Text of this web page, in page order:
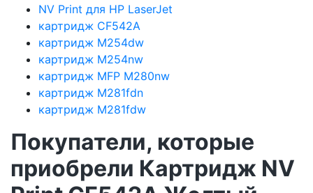
NV Print для HP LaserJet
картридж CF542A
картридж M254dw
картридж M254nw
картридж MFP M280nw
картридж M281fdn
картридж M281fdw
Покупатели, которые
приобрели Картридж NV